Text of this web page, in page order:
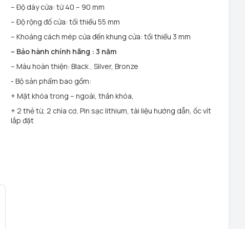
– Độ dày cửa: từ 40 – 90 mm
– Độ rộng đố cửa: tối thiểu 55 mm
– Khoảng cách mép cửa đến khung cửa: tối thiểu 3 mm
– Bảo hành chính hãng : 3 năm
– Màu hoàn thiện: Black , Silver, Bronze
- Bộ sản phẩm bao gồm:
+ Mặt khóa trong – ngoài, thân khóa,
+ 2 thẻ từ, 2 chìa cơ, Pin sạc lithium, tài liệu hướng dẫn, ốc vít
lắp đặt